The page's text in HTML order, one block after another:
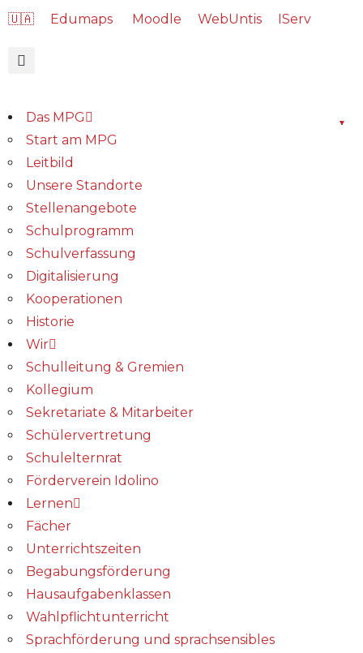
🇺🇦 Edumaps Moodle WebUntis IServ
Das MPG
Start am MPG
Leitbild
Unsere Standorte
Stellenangebote
Schulprogramm
Schulverfassung
Digitalisierung
Kooperationen
Historie
Wir
Schulleitung & Gremien
Kollegium
Sekretariate & Mitarbeiter
Schülervertretung
Schulelternrat
Förderverein Idolino
Lernen
Fächer
Unterrichtszeiten
Begabungs­förderung
Hausaufgabenklassen
Wahlpflichtunterricht
Sprachförderung und sprachsensibles